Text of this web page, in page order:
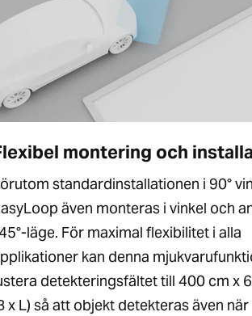
montering och
standardinstallationen i 90°
även monteras i vinkel och
läge. För maximal flexibilitet i alla
kan denna
detekteringsfältet till 400 cm x
x L) så att objekt detekteras även